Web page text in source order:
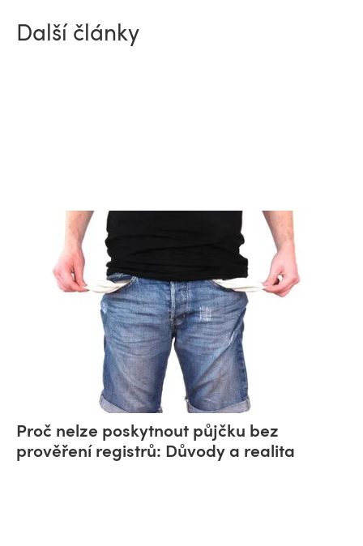
Další články
Proč nelze poskytnout půjčku bez
prověření registrů: Důvody a realita